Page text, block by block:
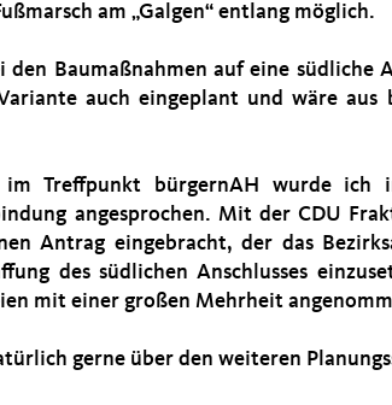
am „Galgen“ entlang möglich.
den Baumaßnahmen auf eine südliche
auch eingeplant und wäre aus
im Treffpunkt bürgernAH wurde
angesprochen. Mit der CDU
Antrag eingebracht, der das
des südlichen Anschlusses
mit einer großen Mehrheit
gerne über den weiteren